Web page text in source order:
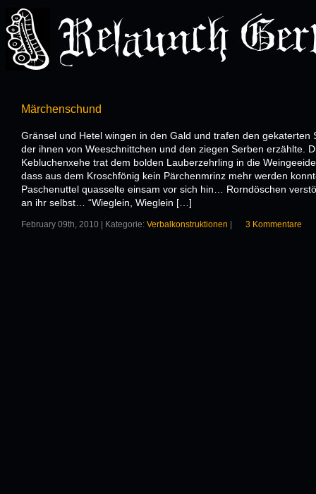
Märchenschund
Gränsel und Hetel wingen in den Gald und trafen den gekaterten
der ihnen von Weeschnittchen und den ziegen Serben erzählte.
Kebluchenxehe trat dem bolden Lauberzehrling in die
dass aus dem Kroschfönig kein Pärchenmrinz mehr werden
Paschenuttel quasselte einsam vor sich hin… Rorndöschen
an ihr selbst… “Wieglein, Wieglein […]
February 09th, 2010 | Kategorie: Verbalkonstruktionen 3 Kommentare